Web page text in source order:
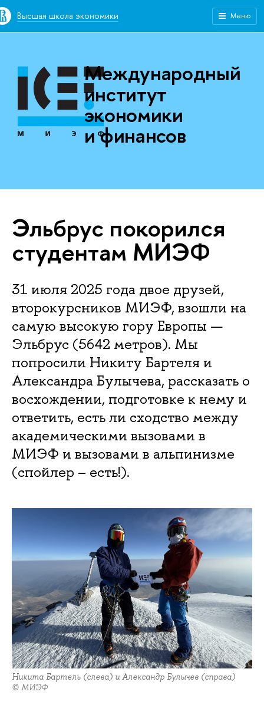
Высшая школа экономики Меню
Международный
институт
экономики
и финансов
Эльбрус покорился
студентам МИЭФ
31 июля 2025 года двое друзей,
второкурсников МИЭФ, взошли на
самую высокую гору Европы —
Эльбрус (5642 метров). Мы
попросили Никиту Бартеля и
Александра Булычева, рассказать о
восхождении, подготовке к нему и
ответить, есть ли сходство между
академическими вызовами в
МИЭФ и вызовами в альпинизме
(спойлер – есть!).
Никита Бартель (слева) и Александр Булычев (справа)
© МИЭФ